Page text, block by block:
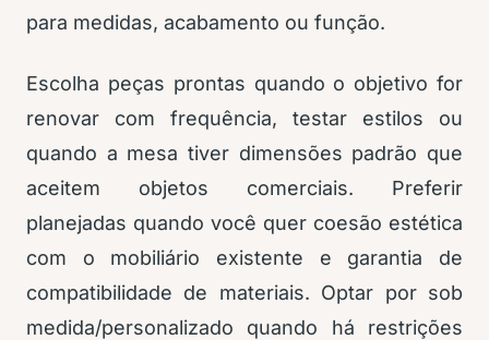
para medidas, acabamento ou função.
Escolha peças prontas quando o objetivo for
renovar com frequência, testar estilos ou
quando a mesa tiver dimensões padrão que
aceitem objetos comerciais. Preferir
planejadas quando você quer coesão estética
com o mobiliário existente e garantia de
compatibilidade de materiais. Optar por sob
medida/personalizado quando há restrições